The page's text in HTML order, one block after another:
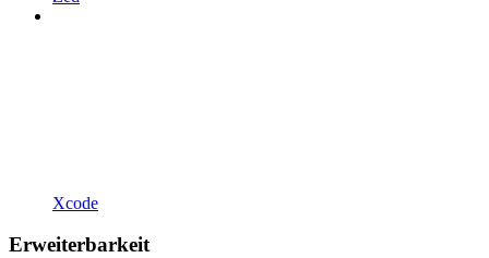
Xcode
Erweiterbarkeit